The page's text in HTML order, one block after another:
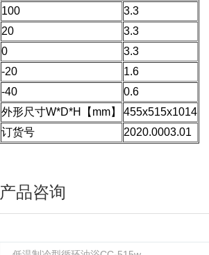
100
3.3
20
3.3
0
3.3
-20
1.6
-40
0.6
外形尺寸W*D*H【mm】
455x515x1014
订货号
2020.0003.01
产品咨询